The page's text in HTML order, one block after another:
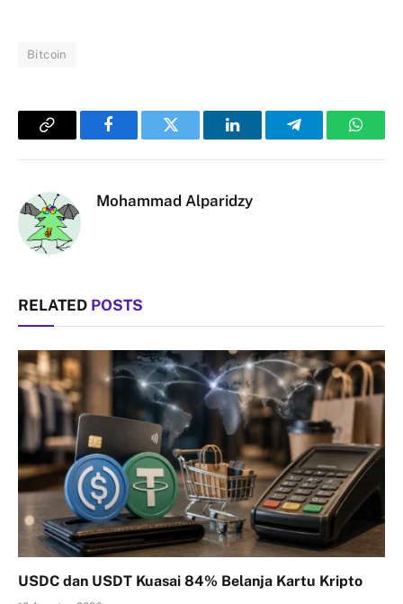
Bitcoin
Copy
FacebookTwitter LinkedInTelegram
Mohammad Alparidzy
RELATED POSTS
USDC dan USDT Kuasai 84% Belanja Kartu Kripto